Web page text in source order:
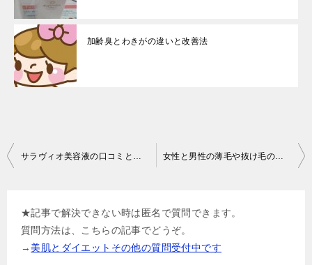
加齢臭とわきがの違いと改善法
投
サラヴィオ美容液の口コミと効果 女性と男性の薄毛や抜け毛の違いは？
★記事で解決できない時は匿名で質問できます。
質問方法は、こちらの記事でどうぞ。
→ 美肌とダイエットその他の質問受付中です